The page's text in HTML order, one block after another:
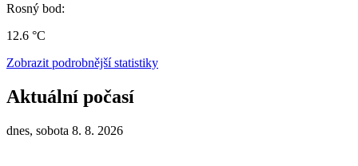
Rosný bod:
12.6 °C
Zobrazit podrobnější statistiky
Aktuální počasí
dnes, sobota 8. 8. 2026